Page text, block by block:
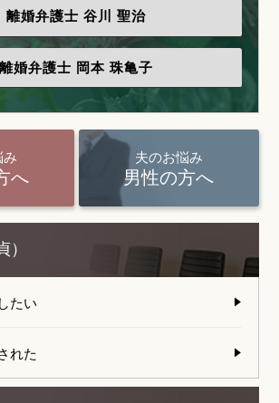
離婚弁護士 谷川 聖治
離婚弁護士 岡本 珠亀子
へ
夫のお悩み
男性の方へ
）
たい
れた